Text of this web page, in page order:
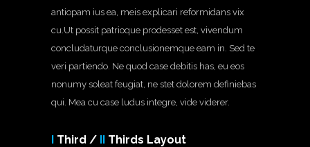
antiopam ius ea, meis explicari reformidans vix
cu.Ut possit patrioque prodesset est, vivendum
concludaturque conclusionemque eam in. Sed te
veri partiendo. Ne quod case debitis has, eu eos
nonumy soleat feugiat, ne stet dolorem definiebas
qui. Mea cu case ludus integre, vide viderer.
I Third / II Thirds Layout